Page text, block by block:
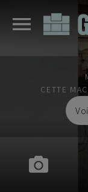
CETTE